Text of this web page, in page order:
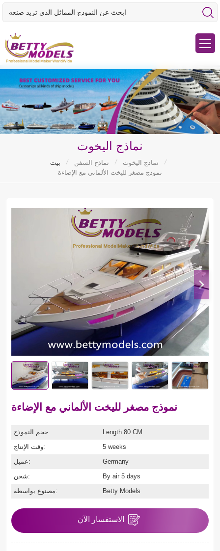
نماذج اليخوت
بيت / نماذج السفن / نماذج اليخوت
/
نموذج مصغر لليخت الألماني مع الإضاءة
نموذج مصغر لليخت الألماني مع الإضاءة
حجم النموذج:
Length 80 CM
وقت الإنتاج:
5 weeks
عميل:
Germany
شحن:
By air 5 days
مصنوع بواسطة:
Betty Models
الاستفسار الآن